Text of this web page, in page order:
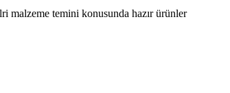
malzeme temini konusunda hazır ürünler